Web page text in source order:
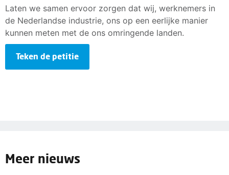
Laten we samen ervoor zorgen dat wij, werknemers in
de Nederlandse industrie, ons op een eerlijke manier
kunnen meten met de ons omringende landen.
Teken de petitie
Meer nieuws